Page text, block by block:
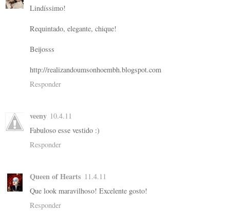
Lindíssimo!
Requintado, elegante, chique!
Beijosss
http://realizandoumsonhoembh.blogspot.com
Responder
veeny 10.4.11
Fabuloso esse vestido :)
Responder
Queen of Hearts 11.4.11
Que look maravilhoso! Excelente gosto!
Responder